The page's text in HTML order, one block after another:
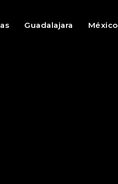
Guadalajara México